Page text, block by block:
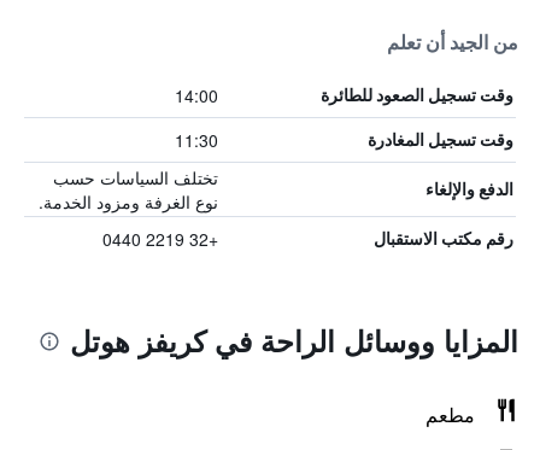
من الجيد أن تعلم
وقت تسجيل الصعود للطائرة 14:00
وقت تسجيل المغادرة 11:30
الدفع والإلغاء
تختلف السياسات حسب
نوع الغرفة ومزود الخدمة.
رقم مكتب الاستقبال +32 2219 0440
المزايا ووسائل الراحة في كريفز هوتل
مطعم